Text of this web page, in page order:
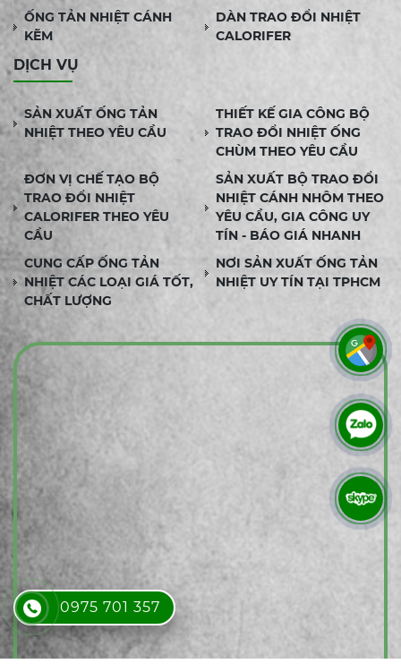
ỐNG TẢN NHIỆT CÁNH
KẼM
DÀN TRAO ĐỔI NHIỆT
CALORIFER
DỊCH VỤ
SẢN XUẤT ỐNG TẢN
NHIỆT THEO YÊU CẦU
THIẾT KẾ GIA CÔNG BỘ
TRAO ĐỔI NHIỆT ỐNG
CHÙM THEO YÊU CẦU
ĐƠN VỊ CHẾ TẠO BỘ
TRAO ĐỔI NHIỆT
CALORIFER THEO YÊU
CẦU
SẢN XUẤT BỘ TRAO ĐỔI
NHIỆT CÁNH NHÔM THEO
YÊU CẦU, GIA CÔNG UY
TÍN - BÁO GIÁ NHANH
CUNG CẤP ỐNG TẢN
NHIỆT CÁC LOẠI GIÁ TỐT,
CHẤT LƯỢNG
NƠI SẢN XUẤT ỐNG TẢN
NHIỆT UY TÍN TẠI TPHCM
0975 701 357